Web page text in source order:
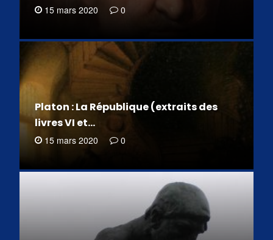
15 mars 2020 0
Platon : La République (extraits des
livres VI et…
15 mars 2020 0